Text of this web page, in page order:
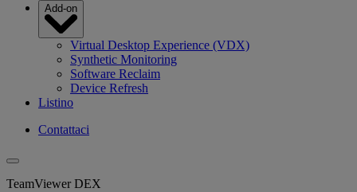
Add-on
Virtual Desktop Experience (VDX)
Synthetic Monitoring
Software Reclaim
Device Refresh
Listino
Contattaci
TeamViewer DEX